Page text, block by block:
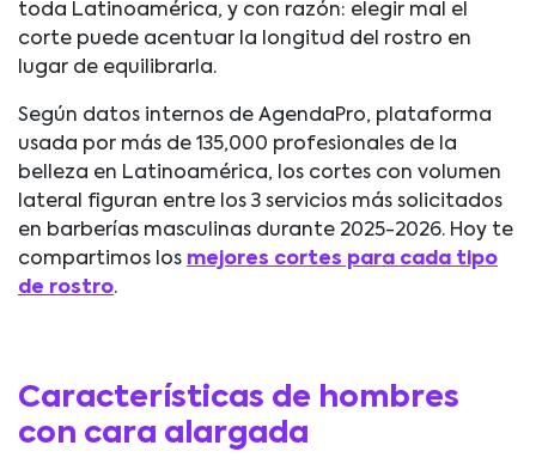
toda Latinoamérica, y con razón: elegir mal el
corte puede acentuar la longitud del rostro en
lugar de equilibrarla.
Según datos internos de AgendaPro, plataforma
usada por más de 135,000 profesionales de la
belleza en Latinoamérica, los cortes con volumen
lateral figuran entre los 3 servicios más solicitados
en barberías masculinas durante 2025-2026. Hoy te
compartimos los mejores cortes para cada tipo
de rostro.
Características de hombres
con cara alargada